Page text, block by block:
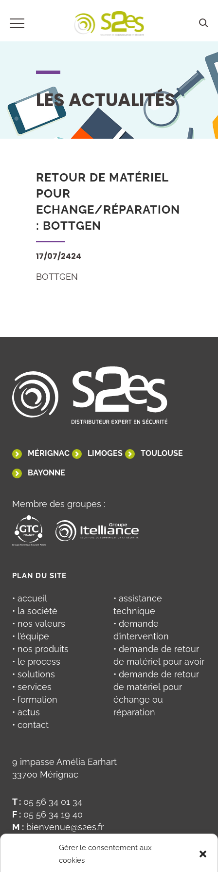
Gérer le consentement aux
cookies
LES ACTUALITÉS
RETOUR DE MATÉRIEL
POUR
ECHANGE/RÉPARATION
: BOTTGEN
17/07/2424
BOTTGEN
MÉRIGNAC LIMOGES TOULOUSE
BAYONNE
Membre des groupes :
PLAN DU SITE
• accueil
• la société
• nos valeurs
• l’équipe
• nos produits
• le process
• solutions
• services
• formation
• actus
• contact
• assistance
technique
• demande
d’intervention
• demande de retour
de matériel pour avoir
• demande de retour
de matériel pour
échange ou
réparation
9 impasse Amélia Earhart
33700 Mérignac
T : 05 56 34 01 34
F : 05 56 34 19 40
M : bienvenue@s2es.fr